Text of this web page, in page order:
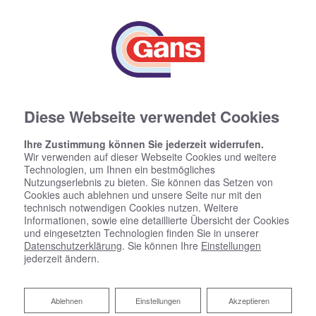
Diese Webseite verwendet Cookies
Ihre Zustimmung können Sie jederzeit widerrufen.
Wir verwenden auf dieser Webseite Cookies und weitere
Technologien, um Ihnen ein bestmögliches
Nutzungserlebnis zu bieten. Sie können das Setzen von
Cookies auch ablehnen und unsere Seite nur mit den
technisch notwendigen Cookies nutzen. Weitere
Informationen, sowie eine detaillierte Übersicht der Cookies
und eingesetzten Technologien finden Sie in unserer
Datenschutzerklärung. Sie können Ihre Einstellungen
jederzeit ändern.
Akzeptieren
Einstellungen
Ablehnen
Ablehnen